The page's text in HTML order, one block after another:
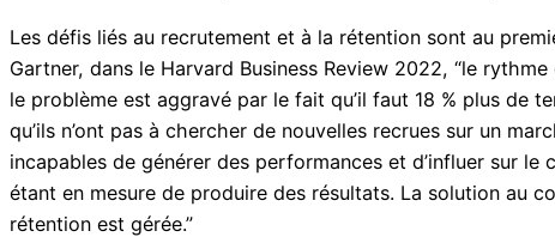
Les défis liés au recrutement et à la rétention sont au
Gartner, dans le Harvard Business Review 2022, “le
le problème est aggravé par le fait qu’il faut 18 % plus de
qu’ils n’ont pas à chercher de nouvelles recrues sur un
incapables de générer des performances et d’influer sur
étant en mesure de produire des résultats. La solution au
rétention est gérée.”